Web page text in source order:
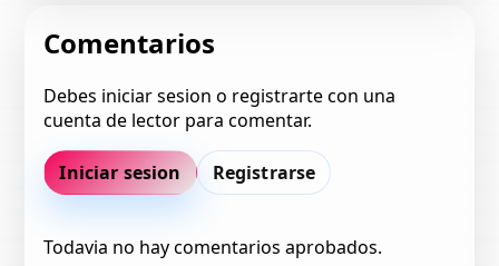
Comentarios
Debes iniciar sesion o registrarte con una
cuenta de lector para comentar.
Iniciar sesion Registrarse
Todavia no hay comentarios aprobados.